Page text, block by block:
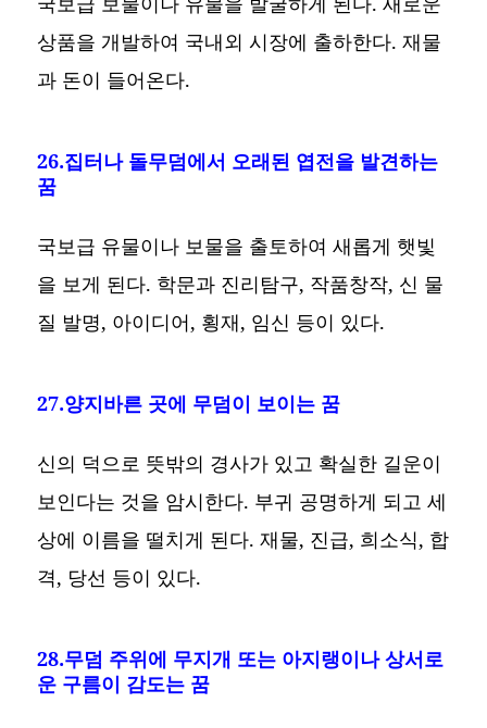
상품을 개발하여 국내외 시장에 출하한다. 재물
과 돈이 들어온다.
26.집터나 돌무덤에서 오래된 엽전을 발견하는
꿈
국보급 유물이나 보물을 출토하여 새롭게 햇빛
을 보게 된다. 학문과 진리탐구, 작품창작, 신 물
질 발명, 아이디어, 횡재, 임신 등이 있다.
27.양지바른 곳에 무덤이 보이는 꿈
신의 덕으로 뜻밖의 경사가 있고 확실한 길운이
보인다는 것을 암시한다. 부귀 공명하게 되고 세
상에 이름을 떨치게 된다. 재물, 진급, 희소식, 합
격, 당선 등이 있다.
28.무덤 주위에 무지개 또는 아지랭이나 상서로
운 구름이 감도는 꿈